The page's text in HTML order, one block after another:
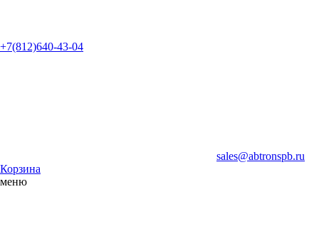
+7(812)640-43-04
sales@abtronspb.ru
Корзина
меню